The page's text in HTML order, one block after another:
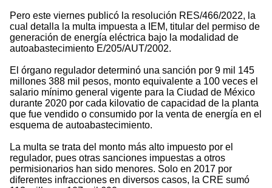
Pero este viernes publicó la resolución RES/466/2022, la
cual detalla la multa impuesta a IEM, titular del permiso de
generación de energía eléctrica bajo la modalidad de
autoabastecimiento E/205/AUT/2002.
El órgano regulador determinó una sanción por 9 mil 145
millones 388 mil pesos, monto equivalente a 100 veces el
salario mínimo general vigente para la Ciudad de México
durante 2020 por cada kilovatio de capacidad de la planta
que fue vendido o consumido por la venta de energía en el
esquema de autoabastecimiento.
La multa se trata del monto más alto impuesto por el
regulador, pues otras sanciones impuestas a otros
permisionarios han sido menores. Solo en 2017 por
diferentes infracciones en diversos casos, la CRE sumó